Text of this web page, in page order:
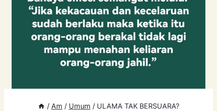
/ Am / Umum / ULAMA TAK BERSUARA?